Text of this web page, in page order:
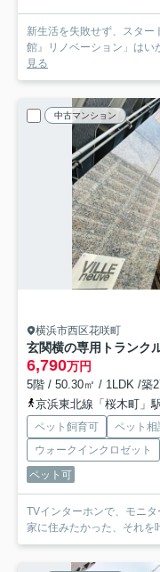
新生活を失敗せず、スター
館』リノベーション」はい
見る
中古マンション
横浜市西区花咲町
6,790万円
5階 / 50.30㎡ / 1LDK /築
京浜東北線「桜木町」
ペット飼育可 ペット相
ウォークインクロゼット
ペット可
TVインターホンで、モニ
家に住みたかった、それを